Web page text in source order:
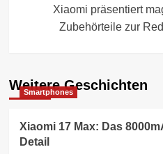
Xiaomi präsentiert
Zubehörteile zur
Weitere Geschichten
Smartphones
Xiaomi 17 Max: Das
Detail